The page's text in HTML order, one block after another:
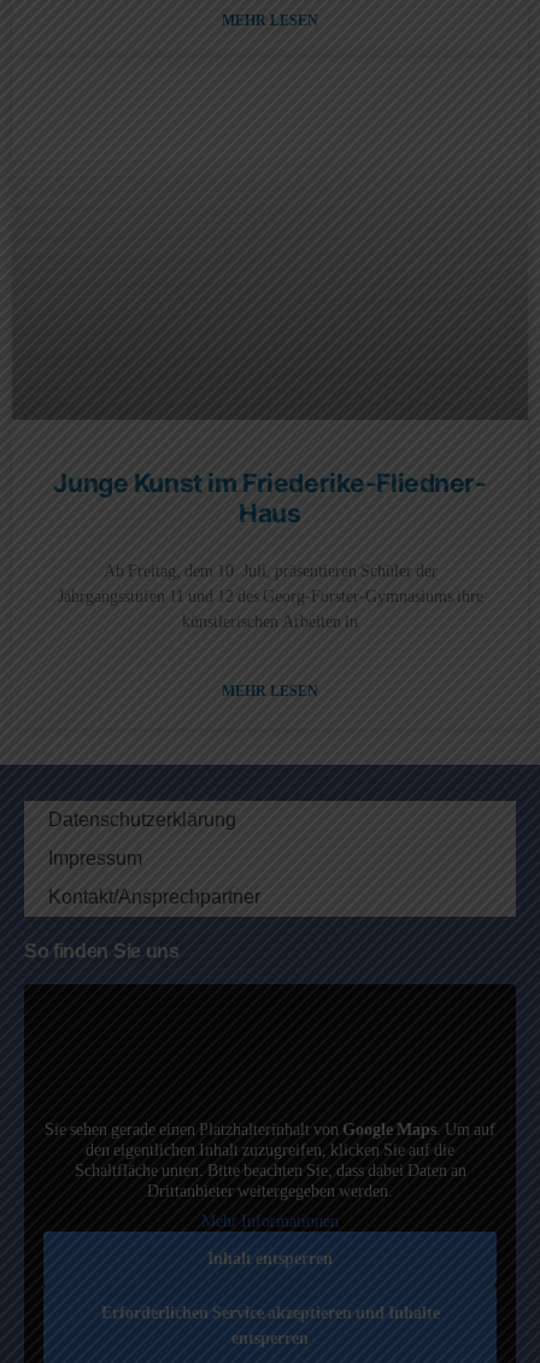
MEHR LESEN
Junge Kunst im Friederike-Fliedner-
Haus
Ab Freitag, dem 10. Juli, präsentieren Schüler der
Jahrgangsstufen 11 und 12 des Georg-Forster-Gymnasiums ihre
künstlerischen Arbeiten in
MEHR LESEN
Datenschutzerklärung
Impressum
Kontakt/Ansprechpartner
So finden Sie uns
Sie sehen gerade einen Platzhalterinhalt vonGoogle Maps. Um auf
den eigentlichen Inhalt zuzugreifen, klicken Sie auf die
Schaltfläche unten. Bitte beachten Sie, dass dabei Daten an
Drittanbieter weitergegeben werden.
Mehr Informationen
Inhalt entsperren
Erforderlichen Service akzeptieren und Inhalte
entsperren